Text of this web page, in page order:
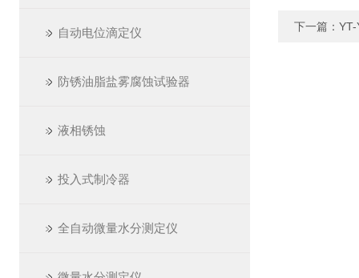
自动电位滴定仪
防锈油脂盐雾腐蚀试验器
液相锈蚀
投入式制冷器
全自动微量水分测定仪
下一篇：